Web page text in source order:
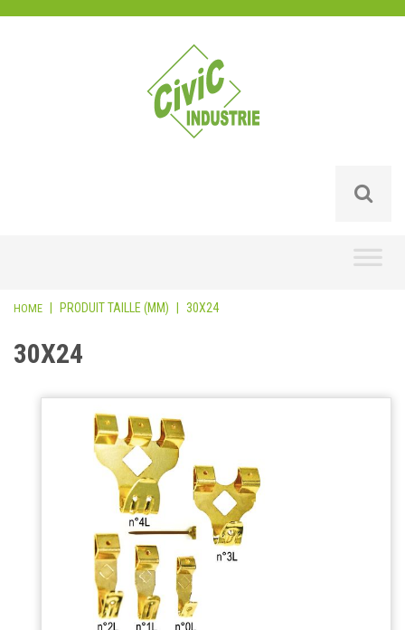
HOME PRODUIT TAILLE (MM) 30X24
30X24